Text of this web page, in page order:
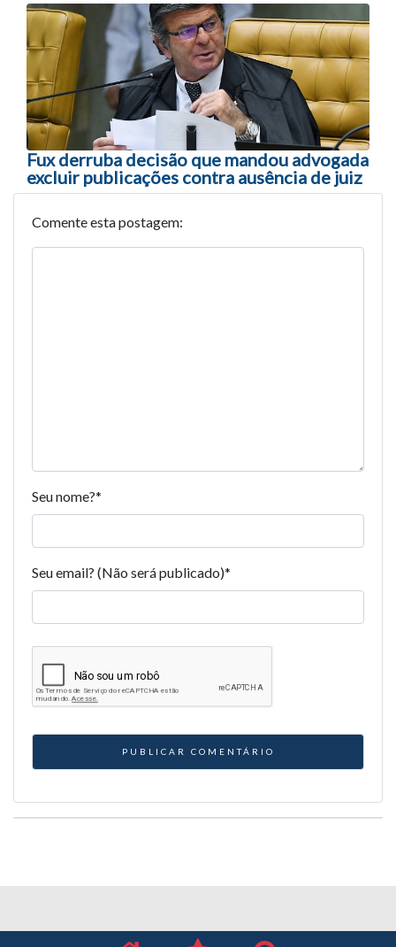
Fux derruba decisão que mandou advogada
excluir publicações contra ausência de juiz
Comente esta postagem:
Seu nome?*
Seu email? (Não será publicado)*